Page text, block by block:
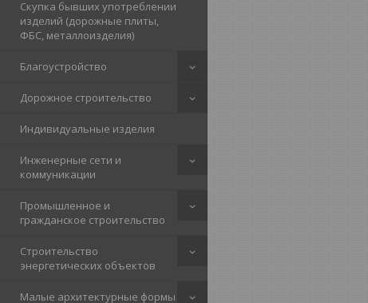
Скупка бывших употреблении
изделий (дорожные плиты,
ФБС, металлоизделия)
Благоустройство
Дорожное строительство
Индивидуальные изделия
Инженерные сети и
коммуникации
Промышленное и
гражданское строительство
Строительство
энергетических объектов
Малые архитектурные формы